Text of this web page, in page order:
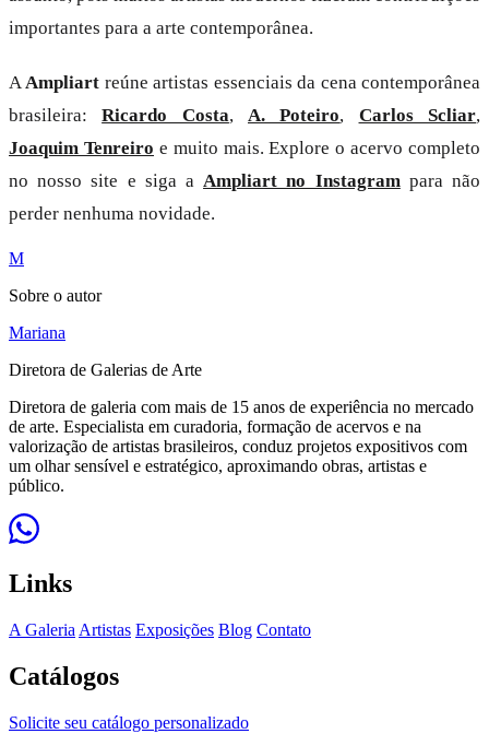
importantes para a arte contemporânea.
A Ampliart reúne artistas essenciais da cena contemporânea
brasileira:Ricardo Costa, A. Poteiro, Carlos Scliar,
Joaquim Tenreiro e muito mais. Explore o acervo completo
no nosso site e siga a Ampliart no Instagram para não
perder nenhuma novidade.
M
Sobre o autor
Mariana
Diretora de Galerias de Arte
Diretora de galeria com mais de 15 anos de experiência no mercado
de arte. Especialista em curadoria, formação de acervos e na
valorização de artistas brasileiros, conduz projetos expositivos com
um olhar sensível e estratégico, aproximando obras, artistas e
público.
Links
A Galeria Artistas Exposições Blog Contato
Catálogos
Solicite seu catálogo personalizado